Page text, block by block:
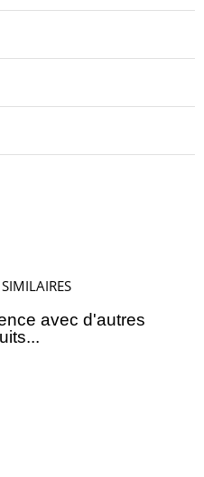
avec d'autres